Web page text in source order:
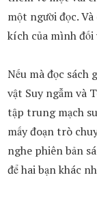
một người đọc.
kích của mình
Nếu mà đọc sách
vật Suy ngẫm và
tập trung mạch
mấy đoạn trò
nghe phiên bản
để hai bạn khác